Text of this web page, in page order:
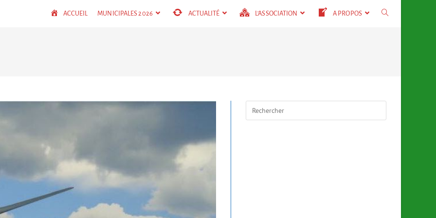
ACCUEIL MUNICIPALES 2026 ACTUALITÉ L’ASSOCIATION A PROPOS